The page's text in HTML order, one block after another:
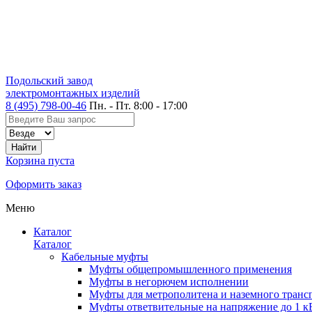
Подольский завод
электромонтажных изделий
8 (495) 798-00-46 Пн. - Пт. 8:00 - 17:00
Корзина пуста
Оформить заказ
Меню
Каталог
Каталог
Кабельные муфты
Муфты общепромышленного применения
Муфты в негорючем исполнении
Муфты для метрополитена и наземного
Муфты ответвительные на напряжение до 1